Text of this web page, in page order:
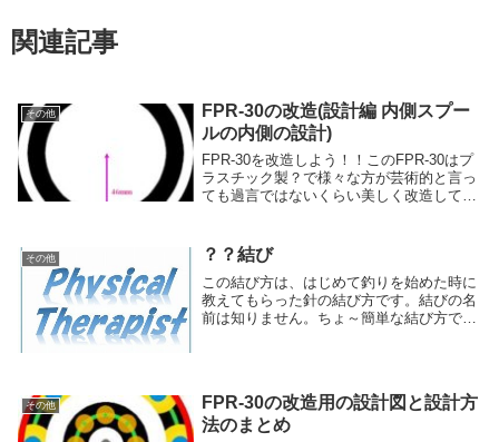
関連記事
その他
FPR-30の改造(設計編 内側スプー
ルの内側の設計)
FPR-30を改造しよう！！このFPR-30はプ
ラスチック製？で様々な方が芸術的と言っ
ても過言ではないくらい美しく改造してい
プールの内側の設計図を作成してみよう！
その他 ？？結び
この結び方は、はじめて釣りを始めた時に
教えてもらった針の結び方です。結びの名
前は知りません。ちょ～簡単な結び方で
その他
FPR-30の改造用の設計図と設計方
法のまとめ